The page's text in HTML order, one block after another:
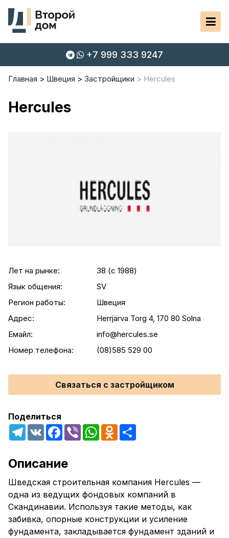
+7 999 333 9247
Главная Швеция Застройщики Hercules
Hercules
Лет на рынке:
38 (c 1988)
Язык общения:
SV
Регион работы:
Швеция
Адрес:
Herrjärva Torg 4, 170 80 Solna
Емайл:
info@hercules.se
Номер телефона:
(08)585 529 00
Связаться с застройщиком
Поделиться
Telegram
VK Facebook
Viber WhatsAppOdnoklassniki
Описание
Шведская строительная компания Hercules —
одна из ведущих фондовых компаний в
Скандинавии. Используя такие методы, как
забивка, опорные конструкции и усиление
фундамента, закладывается фундамент зданий и